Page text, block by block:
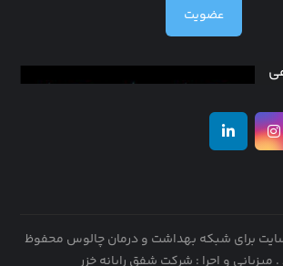
عضویت
برای شبکه بهداشت و درمان چالوس محفوظ
. میزبانی و اجرا : شرکت شفق رایانه خزر